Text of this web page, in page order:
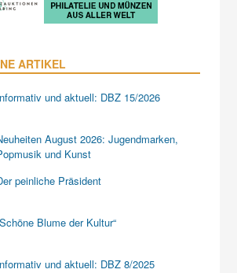
ARTIKEL
und aktuell: DBZ 15/2026
August 2026: Jugendmarken,
und Kunst
peinliche Präsident
Blume der Kultur“
und aktuell: DBZ 8/2025